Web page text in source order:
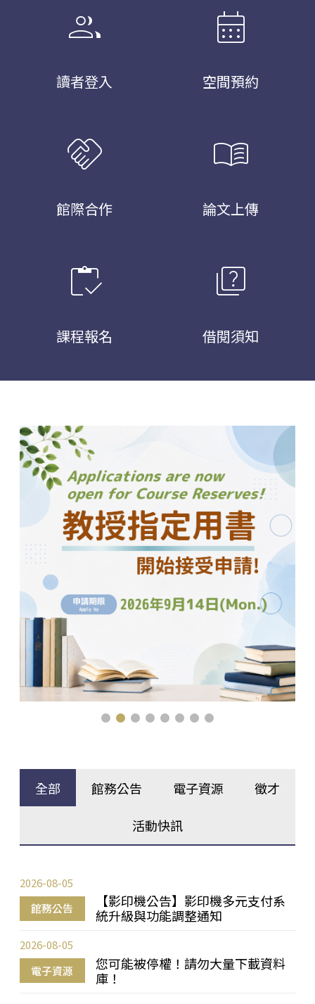
group
讀者登入
calendar_month
空間預約
handshake
館際合作
menu_book
論文上傳
inventory
課程報名
quiz
借閱須知
全部 館務公告 電子資源 徵才
活動快訊
館務公告
【影印機公告】影印機多元支付系
統升級與功能調整通知
2026-08-05
電子資源
您可能被停權！請勿大量下載資料
庫！
2026-08-05